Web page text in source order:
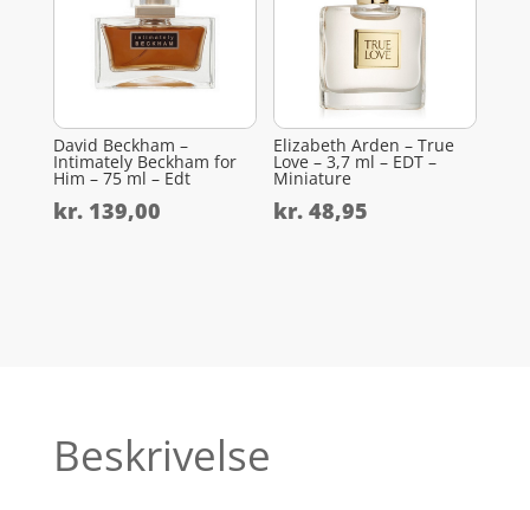
David Beckham –
Intimately Beckham for
Him – 75 ml – Edt
kr.139,00
Elizabeth Arden – True
Love – 3,7 ml – EDT –
Miniature
kr. 48,95
Beskrivelse